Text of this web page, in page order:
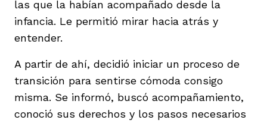
las que la habían acompañado desde la
infancia. Le permitió mirar hacia atrás y
entender.
A partir de ahí, decidió iniciar un proceso de
transición para sentirse cómoda consigo
misma. Se informó, buscó acompañamiento,
conoció sus derechos y los pasos necesarios